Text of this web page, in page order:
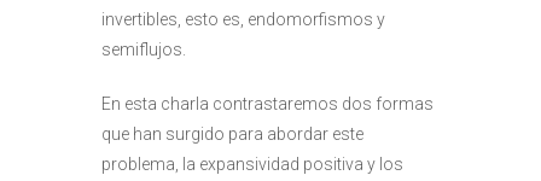
invertibles, esto es, endomorfismos y
semiflujos.
En esta charla contrastaremos dos formas
que han surgido para abordar este
problema, la expansividad positiva y los